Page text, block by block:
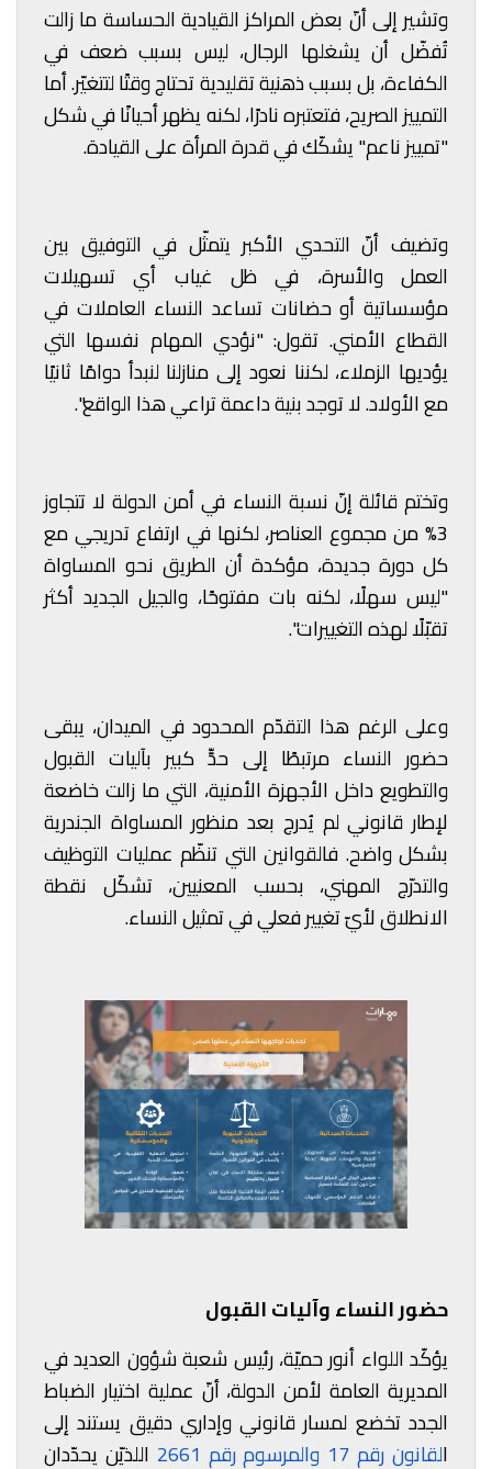
وتشير إلى أنّ بعض المراكز القيادية الحساسة ما زالت
تُفضّل أن يشغلها الرجال، ليس بسبب ضعف في
الكفاءة، بل بسبب ذهنية تقليدية تحتاج وقتًا لتتغيّر. أما
التمييز الصريح، فتعتبره نادرًا، لكنه يظهر أحيانًا في شكل
"تمييز ناعم" يشكّك في قدرة المرأة على القيادة.
وتضيف أنّ التحدي الأكبر يتمثّل في التوفيق بين
العمل والأسرة، في ظل غياب أي تسهيلات
مؤسساتية أو حضانات تساعد النساء العاملات في
القطاع الأمني. تقول: "نؤدي المهام نفسها التي
يؤديها الزملاء، لكننا نعود إلى منازلنا لنبدأ دوامًا ثانيًا
مع الأولاد. لا توجد بنية داعمة تراعي هذا الواقع".
وتختم قائلة إنّ نسبة النساء في أمن الدولة لا تتجاوز
3% من مجموع العناصر، لكنها في ارتفاع تدريجي مع
كل دورة جديدة، مؤكدة أن الطريق نحو المساواة
"ليس سهلًا، لكنه بات مفتوحًا، والجيل الجديد أكثر
تقبّلًا لهذه التغييرات".
وعلى الرغم هذا التقدّم المحدود في الميدان، يبقى
حضور النساء مرتبطًا إلى حدٍّ كبير بآليات القبول
والتطويع داخل الأجهزة الأمنية، التي ما زالت خاضعة
لإطار قانوني لم يُدرج بعد منظور المساواة الجندرية
بشكل واضح. فالقوانين التي تنظّم عمليات التوظيف
والتدرّج المهني، بحسب المعنيين، تشكّل نقطة
الانطلاق لأيّ تغيير فعلي في تمثيل النساء.
حضور النساء وآليات القبول
يؤكّد اللواء أنور حميّة، رئيس شعبة شؤون العديد في
المديرية العامة لأمن الدولة، أنّ عملية اختيار الضباط
الجدد تخضع لمسار قانوني وإداري دقيق يستند إلى
القانون رقم 17 والمرسوم رقم 2661
اللذيّن يحدّدان